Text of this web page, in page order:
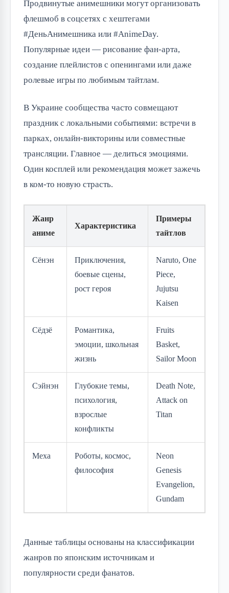
Продвинутые анимешники могут организовать
флешмоб в соцсетях с хештегами
#ДеньАнимешника или #AnimeDay.
Популярные идеи — рисование фан-арта,
создание плейлистов с опенингами или даже
ролевые игры по любимым тайтлам.
В Украине сообщества часто совмещают
праздник с локальными событиями: встречи в
парках, онлайн-викторины или совместные
трансляции. Главное — делиться эмоциями.
Один косплей или рекомендация может зажечь
в ком-то новую страсть.
Жанр
аниме
Характеристика
Примеры
тайтлов
Сёнэн
Приключения,
боевые сцены,
рост героя
Naruto, One
Piece,
Jujutsu
Kaisen
Сёдзё
Романтика,
эмоции, школьная
жизнь
Fruits
Basket,
Sailor Moon
Сэйнэн
Глубокие темы,
психология,
взрослые
конфликты
Death Note,
Attack on
Titan
Меха
Роботы, космос,
философия
Neon
Genesis
Evangelion,
Gundam
Данные таблицы основаны на классификации
жанров по японским источникам и
популярности среди фанатов.